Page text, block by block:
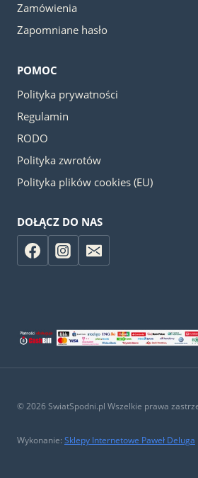
Zamówienia
Zapomniane hasło
POMOC
Polityka prywatności
Regulamin
RODO
Polityka zwrotów
Polityka plików cookies (EU)
DOŁĄCZ DO NAS
© 2026 SwiatSpodni.pl Wszelkie prawa
Wykonanie: Sklepy Internetowe Paweł Deluga